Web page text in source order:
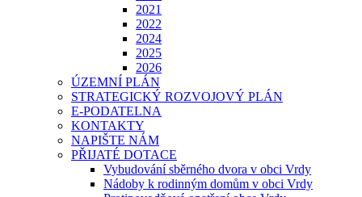
2021
2022
2024
2025
2026
ÚZEMNÍ PLÁN
STRATEGICKÝ ROZVOJOVÝ PLÁN
E-PODATELNA
KONTAKTY
NAPIŠTE NÁM
PŘIJATÉ DOTACE
Vybudování sběrného dvora v obci Vrdy
Nádoby k rodinným domům v obci Vrdy